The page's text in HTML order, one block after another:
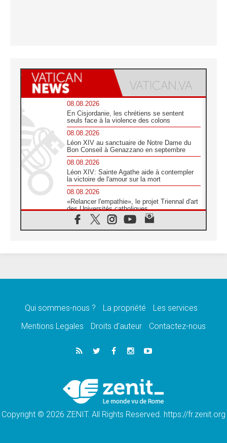
08.08.2026
En Cisjordanie, les chrétiens se sentent
seuls face à la violence des colons
08.08.2026
Léon XIV au sanctuaire de Notre Dame du
Bon Conseil à Genazzano en septembre
08.08.2026
Léon XIV: Sainte Agathe aide à contempler
la victoire de l'amour sur la mort
08.08.2026
«Relancer l'empathie», le projet Triennal d'art
des Universités catholiques
08.08.2026
Signis 2026, donner la parole aux religieuses
07.08.2026
07.08.2026
de l'Assomption et mémoire nationale
«La paix commence par l'empathie» estime
le cardinal Parolin
En Colombie, «la paix ne s'achète pas avec
une signature»
Qui sommes-nous ? La propriété
Les services
Mentions Legales
Droits d’auteur Contactez-nous
Copyright © 2026 ZENIT. All Rights Reserved. https://fr.zenit.org